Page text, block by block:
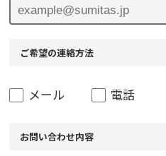
ご希望の連絡方法
メール 電話
お問い合わせ内容